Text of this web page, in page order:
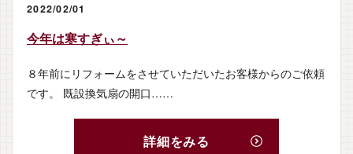
2022/02/01
今年は寒すぎぃ～
８年前にリフォームをさせていただいたお客様からのご依頼
です。 既設換気扇の開口……
詳細をみる